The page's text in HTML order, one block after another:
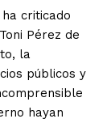
criticado
Pérez de
la
públicos y
hayan